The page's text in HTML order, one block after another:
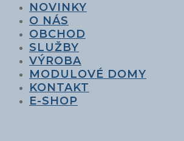
NOVINKY
O NÁS
OBCHOD
SLUŽBY
VÝROBA
MODULOVÉ DOMY
KONTAKT
E-SHOP